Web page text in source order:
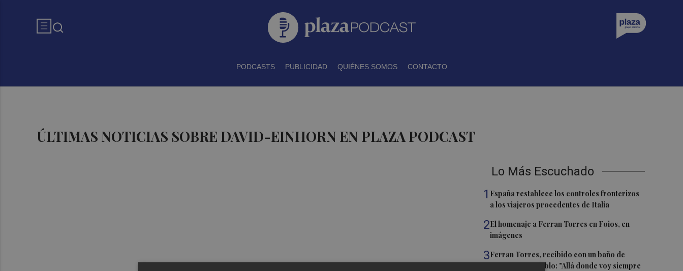
PODCASTS PUBLICIDAD QUIÉNES SOMOS CONTACTO
ÚLTIMAS NOTICIAS SOBRE DAVID-EINHORN EN PLAZA PODCAST
Lo Más Escuchado
1 España restablece los controles fronterizos
a los viajeros procedentes de Italia
2El homenaje a Ferran Torres en Foios, en
imágenes
3Ferran Torres, recibido con un baño de
masas en su pueblo: "Allá donde voy siempre